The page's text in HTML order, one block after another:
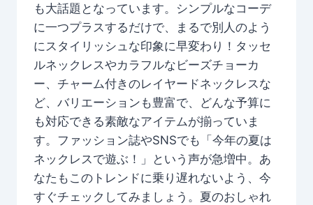
も大話題となっています。シンプルなコーデ
に一つプラスするだけで、まるで別人のよう
にスタイリッシュな印象に早変わり！タッセ
ルネックレスやカラフルなビーズチョーカ
ー、チャーム付きのレイヤードネックレスな
ど、バリエーションも豊富で、どんな予算に
も対応できる素敵なアイテムが揃っていま
す。ファッション誌やSNSでも「今年の夏は
ネックレスで遊ぶ！」という声が急増中。あ
なたもこのトレンドに乗り遅れないよう、今
すぐチェックしてみましょう。夏のおしゃれ